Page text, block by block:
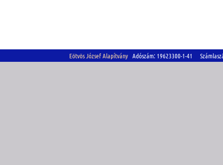
Eötvös József Alapítvány Adószám: 19623300-1-41